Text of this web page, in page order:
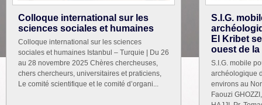
Colloque international sur les
sciences sociales et humaines
Colloque international sur les sciences
sociales et humaines Istanbul – Turquie | Du 26
au 28 novembre 2025 Chères chercheuses,
chers chercheurs, universitaires et praticiens,
Le comité scientifique et le comité d’organi...
S.I.G.
El Kribet
ouest de la
S.I.G. mobile
archéologique
environs au
Faouzi